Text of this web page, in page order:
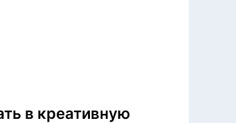
в креативную